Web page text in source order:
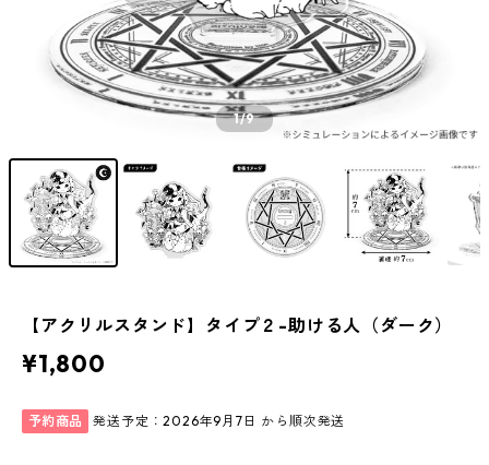
1/9
【アクリルスタンド】タイプ２-助ける人（ダーク）
¥1,800
予約商品 発送予定：2026年9月7日 から順次発送